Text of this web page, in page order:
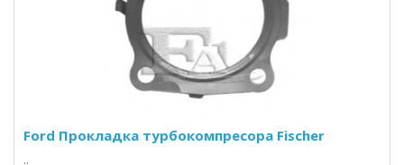
Ford Прокладка турбокомпресора Fischer
..